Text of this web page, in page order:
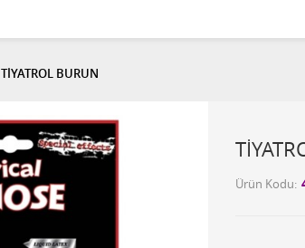
TİYATROL BURUN
Ürün Kodu